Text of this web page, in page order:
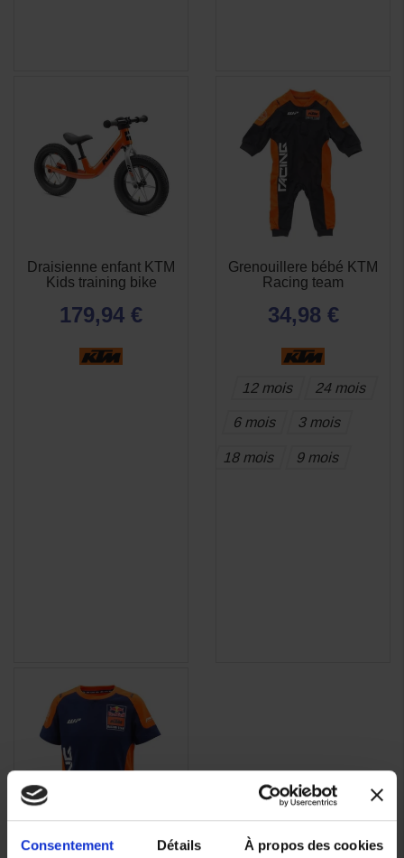
Consentement Détails À propos des cookies
Draisienne enfant KTM
Kids training bike
179,94 €
Grenouillere bébé KTM
Racing team
34,98 €
12 mois 24 mois
6 mois 3 mois
18 mois 9 mois
APERÇU
RAPIDE